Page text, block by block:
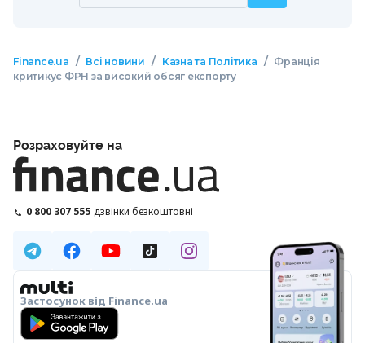
Finance.ua / Всі новини / Казна та Політика / Франція
критикує ФРН за високий обсяг експорту
Розраховуйте на
0 800 307 555 дзвінки безкоштовні
Застосунок від Finance.ua